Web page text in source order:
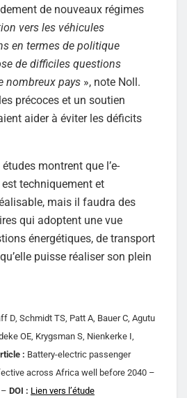
de nouveaux régimes
vers les véhicules
en termes de politique
de difficiles questions
nombreux pays », note Noll.
précoces et un soutien
aider à éviter les déficits
montrent que l’e-
techniquement et
mais il faudra des
qui adoptent une vue
énergétiques, de transport
puisse réaliser son plein
D, Schmidt TS, Patt A, Bauer C, Agutu
OE, Krygsman S, Nienkerke I,
: Battery-electric passenger
across Africa well before 2040 –
– DOI : Lien vers l’étude